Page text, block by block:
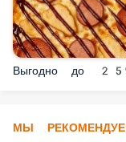
Выгодно до 25%
МЫ РЕКОМЕНДУЕМ